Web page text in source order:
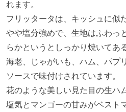
れます。
フリッタータは、キッシュに似
やや塩分強めで、生地はふわっ
らかというとしっかり焼いてあ
海老、じゃがいも、ハム、パプ
ソースで味付けされています。
花のような美しい見た目の生ハ
塩気とマンゴーの甘みがベスト